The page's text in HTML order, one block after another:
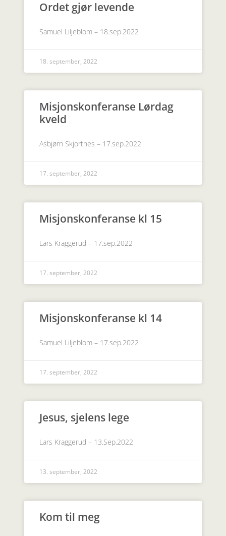
Ordet gjør levende
Samuel Liljeblom – 18.sep.2022
18. september, 2022
Misjonskonferanse Lørdag
kveld
Asbjørn Skjortnes – 17.sep.2022
17. september, 2022
Misjonskonferanse kl 15
Lars Kraggerud – 17.sep.2022
17. september, 2022
Misjonskonferanse kl 14
Samuel Liljeblom – 17.sep.2022
17. september, 2022
Jesus, sjelens lege
Lars Kraggerud – 13.Sep.2022
13. september, 2022
Kom til meg